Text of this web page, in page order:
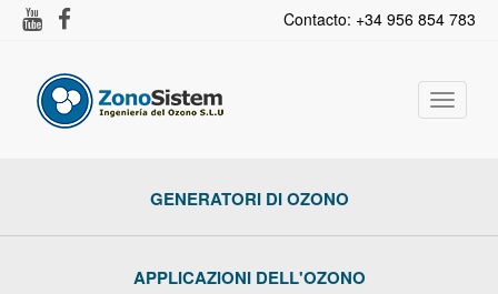
Contacto: +34 956 854 783
Toggle
GENERATORI DI OZONO
APPLICAZIONI DELL'OZONO